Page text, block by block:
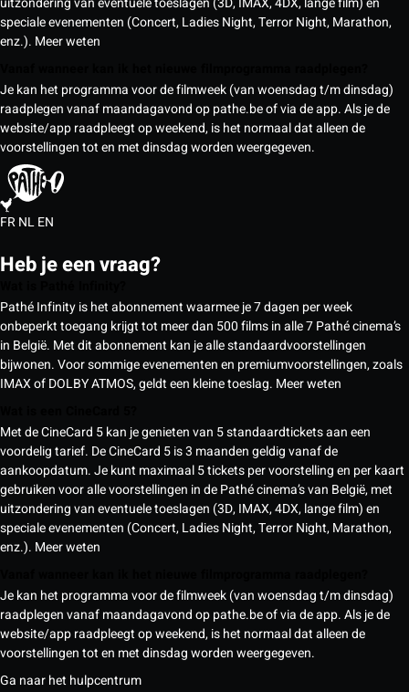
speciale evenementen (Concert, Ladies Night, Terror Night, Marathon,
enz.). Meer weten
Je kan het programma voor de filmweek (van woensdag t/m dinsdag)
raadplegen vanaf maandagavond op pathe.be of via de app. Als je de
website/app raadpleegt op weekend, is het normaal dat alleen de
voorstellingen tot en met dinsdag worden weergegeven.
FRNLEN
Heb je een vraag?
Pathé Infinity is het abonnement waarmee je 7 dagen per week
onbeperkt toegang krijgt tot meer dan 500 films in alle 7 Pathé cinema’s
in België. Met dit abonnement kan je alle standaardvoorstellingen
bijwonen. Voor sommige evenementen en premiumvoorstellingen, zoals
IMAX of DOLBY ATMOS, geldt een kleine toeslag. Meer weten
Met de CineCard 5 kan je genieten van 5 standaardtickets aan een
voordelig tarief. De CineCard 5 is 3 maanden geldig vanaf de
aankoopdatum. Je kunt maximaal 5 tickets per voorstelling en per kaart
gebruiken voor alle voorstellingen in de Pathé cinema’s van België, met
uitzondering van eventuele toeslagen (3D, IMAX, 4DX, lange film) en
speciale evenementen (Concert, Ladies Night, Terror Night, Marathon,
enz.). Meer weten
Je kan het programma voor de filmweek (van woensdag t/m dinsdag)
raadplegen vanaf maandagavond op pathe.be of via de app. Als je de
website/app raadpleegt op weekend, is het normaal dat alleen de
voorstellingen tot en met dinsdag worden weergegeven.
Ga naar het hulpcentrum